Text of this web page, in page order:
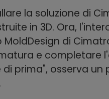
la soluzione di
in 3D. Ora,
MoldDesign di
e completare
prima", osserva